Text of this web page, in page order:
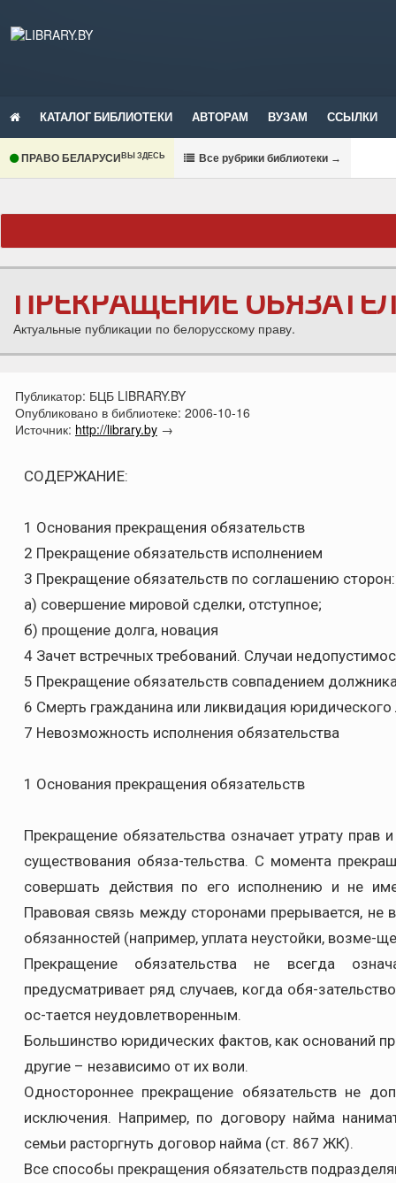
КАТАЛОГ БИБЛИОТЕКИ АВТОРАМ ВУЗАМ ССЫЛКИ
ПРАВО БЕЛАРУСИВЫ ЗДЕСЬ Все рубрики библиотеки →
ПРЕКРАЩЕНИЕ
Актуальные публикации по белорусскому праву.
Публикатор: БЦБ LIBRARY.BY
Опубликовано в библиотеке: 2006-10-16
Источник: http://library.by →
СОДЕРЖАНИЕ:
1 Основания прекращения обязательств
2 Прекращение обязательств исполнением
3 Прекращение обязательств по соглашению сторон:
а) совершение мировой сделки, отступное;
б) прощение долга, новация
4 Зачет встречных требований. Случаи
5 Прекращение обязательств совпадением
6 Смерть гражданина или ликвидация
7 Невозможность исполнения обязательства
1 Основания прекращения обязательств
Прекращение обязательства означает утрату прав
существования обяза-тельства. С момента
совершать действия по его исполнению и не
Правовая связь между сторонами прерывается,
обязанностей (например, уплата неустойки, возме-
Прекращение обязательства не всегда
предусматривает ряд случаев, когда обя-
ос-тается неудовлетворенным.
Большинство юридических фактов, как оснований
другие – независимо от их воли.
Одностороннее прекращение обязательств не
исключения. Например, по договору найма
семьи расторгнуть договор найма (ст. 867 ЖК).
Все способы прекращения обязательств